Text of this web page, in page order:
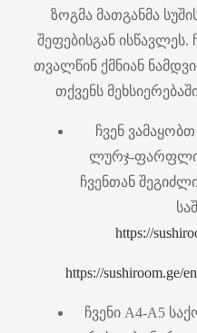
ზოგმა მათგანმა
შეფებისგან ისწავლეს.
თვალწინ ქმნიან
თქვენს
ჩვენ
ლურჯ-
ჩვენთან
https://
https://sushiroom.ge/
ჩვენი A4-A5